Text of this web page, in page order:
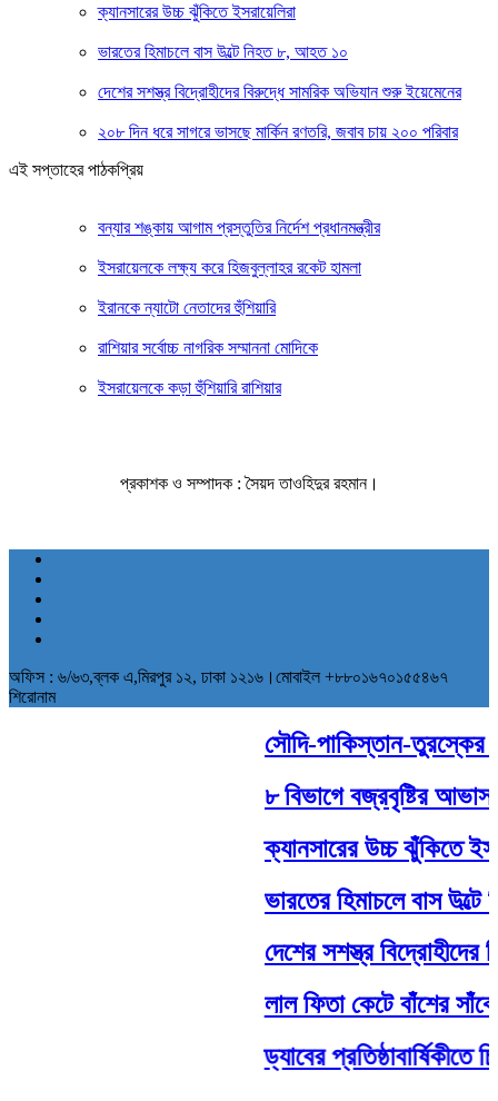
ক্যানসারের উচ্চ ঝুঁকিতে ইসরায়েলিরা
ভারতের হিমাচলে বাস উল্টে নিহত ৮, আহত ১০
দেশের সশস্ত্র বিদ্রোহীদের বিরুদ্ধে সামরিক অভিযান শুরু ইয়েমেনের
২০৮ দিন ধরে সাগরে ভাসছে মার্কিন রণতরি, জবাব চায় ২০০ পরিবার
এই সপ্তাহের পাঠকপ্রিয়
বন্যার শঙ্কায় আগাম প্রস্তুতির নির্দেশ প্রধানমন্ত্রীর
ইসরায়েলকে লক্ষ্য করে হিজবুল্লাহর রকেট হামলা
ইরানকে ন্যাটো নেতাদের হুঁশিয়ারি
রাশিয়ার সর্বোচ্চ নাগরিক সম্মাননা মোদিকে
ইসরায়েলকে কড়া হুঁশিয়ারি রাশিয়ার
প্রকাশক ও সম্পাদক : সৈয়দ তাওহিদুর রহমান।
অফিস : ৬/৬৩,ব্লক এ,মিরপুর ১২, ঢাকা ১২১৬।মোবাইল +৮৮০১৬৭০১৫৫৪৬৭
শিরোনাম
সৌদি-পাকিস্তান-তুরস্কের
৮ বিভাগে বজ্রবৃষ্টির আভাস,
ক্যানসারের উচ্চ ঝুঁকিতে
ভারতের হিমাচলে বাস
দেশের সশস্ত্র বিদ্রোহীদের
লাল ফিতা কেটে বাঁশের
ড্যাবের